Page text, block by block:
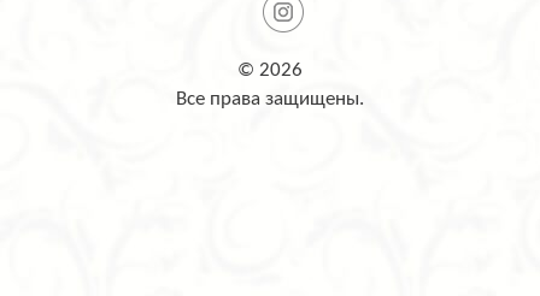
© 2026
Все права защищены.